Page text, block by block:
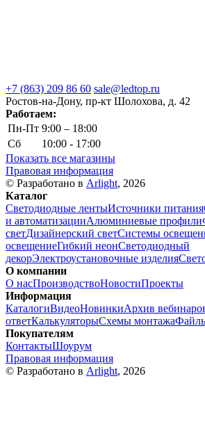
+7 (863) 209 86 60 sale@ledtop.ru
Ростов-на-Дону, пр-кт Шолохова, д. 42
Работаем:
Пн-Пт 9:00 – 18:00
Сб
10:00 - 17:00
Показать все магазины
Правовая информация
© Разработано в Arlight, 2026
Каталог
Светодиодные лентыИсточники питания
и автоматизацииАлюминиевые профили
светДизайнерский светСистемы
освещениеГибкий неонСветодиодный
декорЭлектроустановочные изделия
О компании
О насПроизводствоНовостиПроекты
Информация
КаталогиВидеоНовинкиАрхив
ответКалькуляторыСхемы монтажа
Покупателям
КонтактыШоурум
Правовая информация
© Разработано в Arlight, 2026